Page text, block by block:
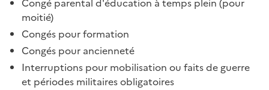
moitié)
Congés pour formation
Congés pour ancienneté
Interruptions pour mobilisation ou faits de guerre
et périodes militaires obligatoires